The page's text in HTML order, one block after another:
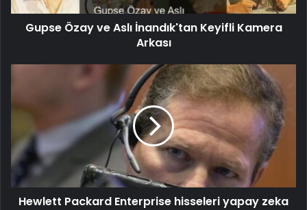
Gupse Özay ve Aslı İnandık'tan Keyifli Kamera
Arkası
Hewlett Packard Enterprise hisseleri yapay zeka